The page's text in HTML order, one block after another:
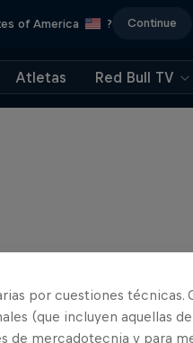
of America ? Continue
Atletas Red Bull TV
por cuestiones técnicas.
(que incluyen aquellas de
de mercadotecnia y para